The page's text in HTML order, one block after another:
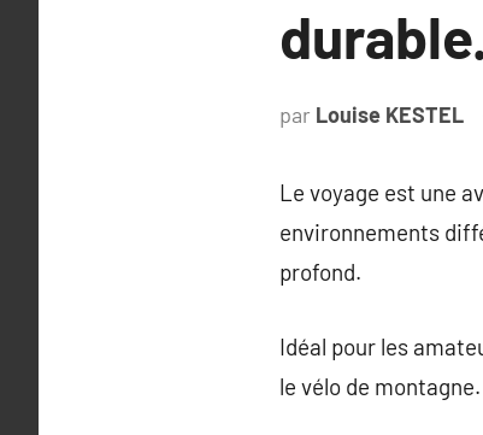
durable.
par Louise KESTEL
Le voyage est une
environnements
profond.
Idéal pour les
le vélo de